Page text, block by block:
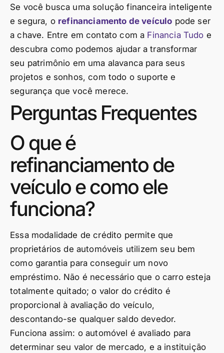
Se você busca uma solução financeira inteligente
e segura, o refinanciamento de veículo pode ser
a chave. Entre em contato com a Financia Tudo e
descubra como podemos ajudar a transformar
seu patrimônio em uma alavanca para seus
projetos e sonhos, com todo o suporte e
segurança que você merece.
Perguntas Frequentes
O que é
refinanciamento de
veículo e como ele
funciona?
Essa modalidade de crédito permite que
proprietários de automóveis utilizem seu bem
como garantia para conseguir um novo
empréstimo. Não é necessário que o carro esteja
totalmente quitado; o valor do crédito é
proporcional à avaliação do veículo,
descontando-se qualquer saldo devedor.
Funciona assim: o automóvel é avaliado para
determinar seu valor de mercado, e a instituição